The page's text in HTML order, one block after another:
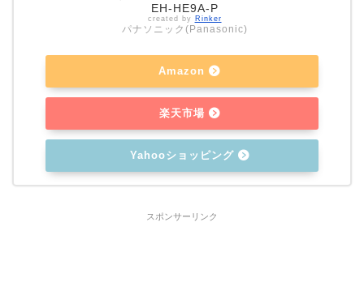
EH-HE9A-P
created by Rinker
パナソニック(Panasonic)
Amazon
楽天市場
Yahooショッピング
スポンサーリンク